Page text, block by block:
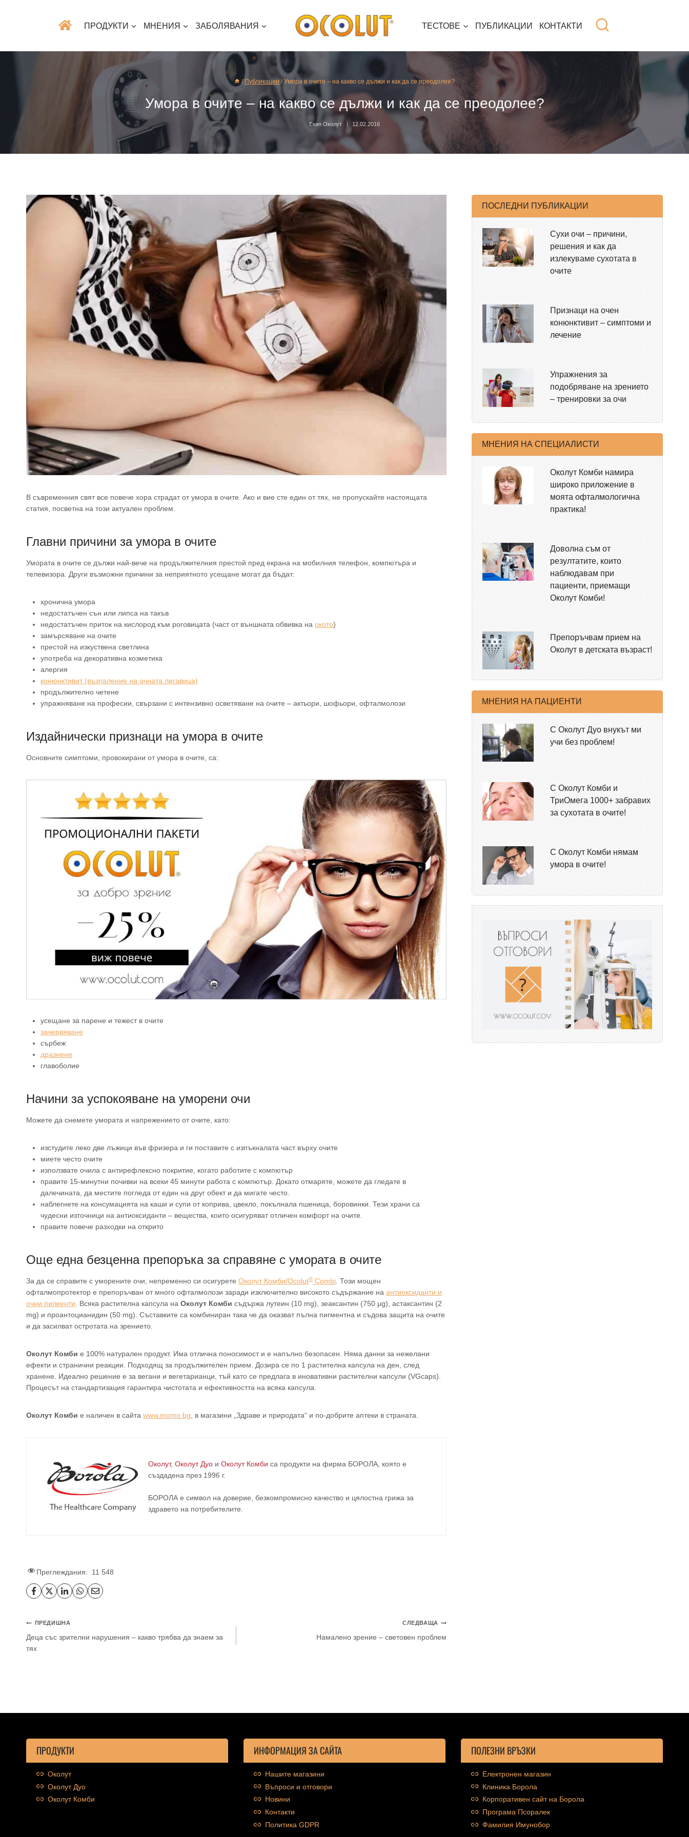
ПРОДУКТИ МНЕНИЯ ЗАБОЛЯВАНИЯ ТЕСТОВЕ ПУБЛИКАЦИИ КОНТАКТИ
/ Публикации / Умора в очите – на какво се дължи и как да се преодолее?
Умора в очите – на какво се дължи и как да се преодолее?
Екип Околут 12.02.2016
В съвременния свят все повече хора страдат от умора в очите. Ако и вие сте един от тях, не пропускайте настоящата
статия, посветна на този актуален проблем.
Главни причини за умора в очите
Умората в очите се дължи най-вече на продължителния престой пред екрана на мобилния телефон, компютъра и
телевизора. Други възможни причини за неприятното усещане могат да бъдат:
хронична умора
недостатъчен сън или липса на такъв
недостатъчен приток на кислород към роговицата (част от външната обвивка на окото)
замърсяване на очите
престой на изкуствена светлина
употреба на декоративна козметика
алергия
конюнктивит (възпаление на очната лигавица)
продължително четене
упражняване на професии, свързани с интензивно осветяване на очите – актьори, шофьори, офталмолози
Издайнически признаци на умора в очите
Основните симптоми, провокирани от умора в очите, са:
усещане за парене и тежест в очите
зачервяване
сърбеж
дразнене
главоболие
Начини за успокояване на уморени очи
Можете да снемете умората и напрежението от очите, като:
изстудите леко две лъжици във фризера и ги поставите с изпъкналата част върху очите
миете често очите
използвате очила с антирефлексно покритие, когато работите с компютър
правите 15-минутни почивки на всеки 45 минути работа с компютър. Докато отмаряте, можете да гледате в
далечината, да местите погледа от един на друг обект и да мигате често.
наблегнете на консумацията на каши и супи от коприва, цвекло, покълнала пшеница, боровинки. Тези храни са
чудесни източници на антиоксиданти – вещества, които осигуряват отличен комфорт на очите.
правите повече разходки на открито
Още една безценна препоръка за справяне с умората в очите
За да се справите с уморените очи, непременно си осигурете Околут Комби/Ocolut® Combi. Този мощен
офталмопротектор е препоръчван от много офталмолози заради изключително високото съдържание на антиоксиданти и
очни пигменти. Всяка растителна капсула на Околут Комби съдържа лутеин (10 mg), зеаксантин (750 μg), астаксантин (2
mg) и проантоцианидин (50 mg). Съставките са комбиниран така че да оказват пълна пигментна и съдова защита на очите
и да засилват остротата на зрението.
Околут Комби е 100% натурален продукт. Има отлична поносимост и е напълно безопасен. Няма данни за нежелани
ефекти и странични реакции. Подходящ за продължителен прием. Дозира се по 1 растителна капсула на ден, след
хранене. Идеално решение е за вегани и вегетарианци, тъй като се предлага в иновативни растителни капсули (VGcaps).
Процесът на стандартизация гарантира чистотата и ефективността на всяка капсула.
Околут Комби е наличен в сайта www.momo.bg, в магазини „Здраве и природата“ и по-добрите аптеки в страната.
Околут, Околут Дуои Околут Комби са продукти на фирма БОРОЛА, която е
създадена през 1996 г.
БОРОЛА е символ на доверие, безкомпромисно качество и цялостна грижа за
здравето на потребителите.
Преглеждания: 11 548
ПРЕДИШНА
Деца със зрителни нарушения – какво трябва да знаем за
тях
СЛЕДВАЩА
Намалено зрение – световен проблем
ПОСЛЕДНИ ПУБЛИКАЦИИ
Сухи очи – причини,
решения и как да
излекуваме сухотата в
очите
Признаци на очен
конюнктивит – симптоми и
лечение
Упражнения за
подобряване на зрението
– тренировки за очи
МНЕНИЯ НА СПЕЦИАЛИСТИ
Околут Комби намира
широко приложение в
моята офталмологична
практика!
Доволна съм от
резултатите, които
наблюдавам при
пациенти, приемащи
Околут Комби!
Препоръчвам прием на
Околут в детската възраст!
МНЕНИЯ НА ПАЦИЕНТИ
С Околут Дуо внукът ми
учи без проблем!
С Околут Комби и
ТриОмега 1000+ забравих
за сухотата в очите!
С Околут Комби нямам
умора в очите!
ПРОДУКТИ
Околут
Околут Дуо
Околут Комби
ИНФОРМАЦИЯ ЗА САЙТА
Нашите магазини
Въпроси и отговори
Новини
Контакти
Политика GDPR
ПОЛЕЗНИ ВРЪЗКИ
Електронен магазин
Клиника Борола
Корпоративен сайт на Борола
Програма Псоралек
Фамилия Имунобор